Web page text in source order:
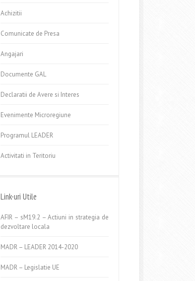
Achizitii
Comunicate de Presa
Angajari
Documente GAL
Declaratii de Avere si Interes
Evenimente Microregiune
Programul LEADER
Activitati in Teritoriu
Link-uri Utile
AFIR – sM19.2 – Actiuni in strategia de
dezvoltare locala
MADR – LEADER 2014-2020
MADR – Legislatie UE